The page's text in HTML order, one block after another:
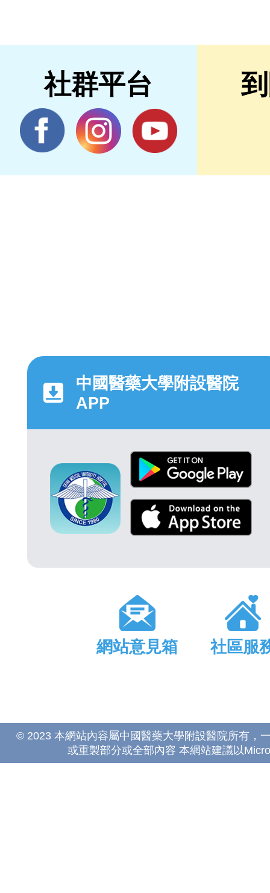
社群平台
中國醫藥大學附設醫院
APP
網站意見箱 社區服
© 2023 本網站內容屬中國醫藥大學附設醫院所有，
或重製部分或全部內容 本網站建議以